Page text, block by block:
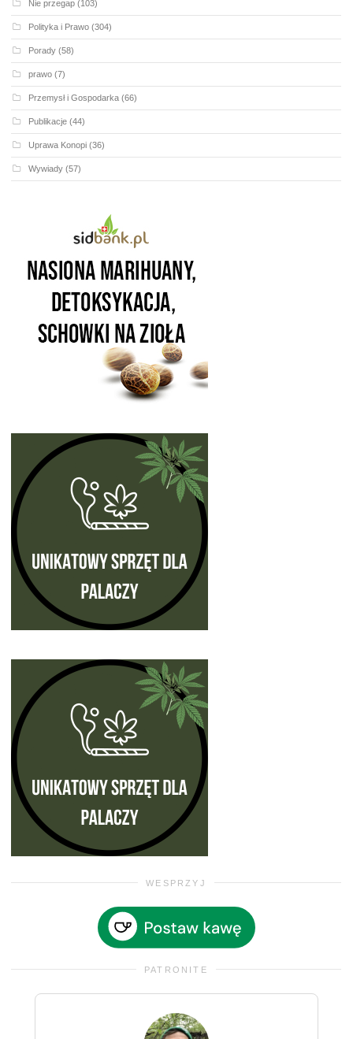
Nie przegap (103)
Polityka i Prawo (304)
Porady (58)
prawo (7)
Przemysł i Gospodarka (66)
Publikacje (44)
Uprawa Konopi (36)
Wywiady (57)
WESPRZYJ
PATRONITE